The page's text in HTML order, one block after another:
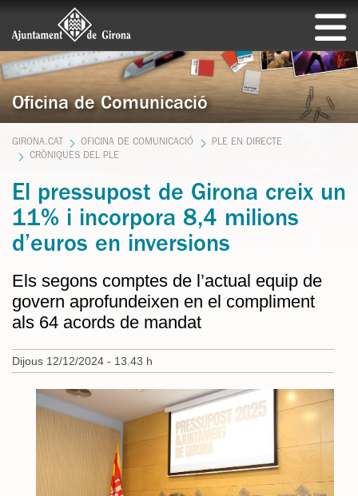
Oficina de Comunicació
GIRONA.CAT OFICINA DE COMUNICACIÓ
PLE EN DIRECTE
CRÒNIQUES DEL PLE
El pressupost de Girona creix un
11% i incorpora 8,4 milions
d’euros en inversions
Els segons comptes de l’actual equip de
govern aprofundeixen en el compliment
als 64 acords de mandat
Dijous 12/12/2024 - 13.43 h